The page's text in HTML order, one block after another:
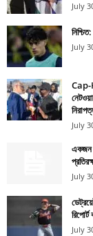
July
July
Cap-
July
একজন
July
July